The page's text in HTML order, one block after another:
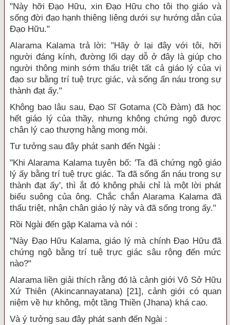
"Này hỡi Đạo Hữu, xin Đạo Hữu cho tôi thọ giáo và
sống đời đạo hạnh thiêng liêng dưới sự hướng dẫn của
Đạo Hữu."
Alarama Kalama trả lời: "Hãy ở lại đây với tôi, hỡi
người đáng kính, đường lối dạy dỗ ở đây là giúp cho
người thông minh sớm thấu triệt tất cả giáo lý của vị
đạo sư bằng trí tuệ trực giác, và sống ẩn náu trong sự
thành đạt ấy."
Không bao lâu sau, Đạo Sĩ Gotama (Cồ Đàm) đã học
hết giáo lý của thầy, nhưng không chứng ngộ được
chân lý cao thượng hằng mong mỏi.
Tư tưởng sau đây phát sanh đến Ngài :
"Khi Alarama Kalama tuyên bố: 'Ta đã chứng ngộ giáo
lý ấy bằng trí tuệ trực giác. Ta đã sống ẩn náu trong sự
thành đạt ấy', thì ắt đó không phải chỉ là một lời phát
biểu suông của ông. Chắc chắn Alarama Kalama đã
thấu triệt, nhận chân giáo lý này và đã sống trong ấy."
Rồi Ngài đến gặp Kalama và nói :
"Này Đạo Hữu Kalama, giáo lý mà chính Đạo Hữu đã
chứng ngộ bằng trí tuệ trực giác sâu rộng đến mức
nào?"
Alarama liền giải thích rằng đó là cảnh giới Vô Sở Hữu
Xứ Thiên (Akincannayatana) [21], cảnh giới có quan
niệm về hư không, một tầng Thiền (Jhana) khá cao.
Và ý tưởng sau đây phát sanh đến Ngài :